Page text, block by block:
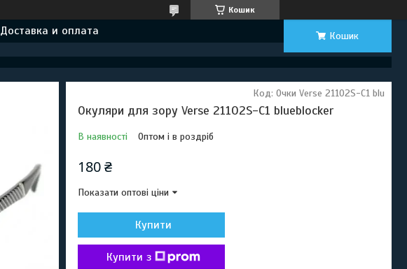
Кошик
Доставка и оплата Кошик
Окуляри для зору Verse 21102S-C1 blueblocker
В наявності Оптом і в роздріб
Код: Очки Verse 21102S-C1 blu
180 ₴
Показати оптові ціни
Купити
Купити з